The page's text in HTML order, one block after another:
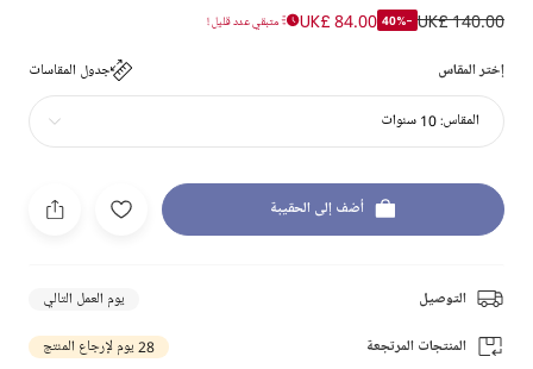
UK£ 140.00
-40%
UK£ 84.00 متبقي عدد قليل !
إختر المقاس جدول المقاسات
المقاس:10 سنوات
أضف إلى الحقيبة
التوصيل يوم العمل التالي
المنتجات المرتجعة 28 يوم لإرجاع المنتج